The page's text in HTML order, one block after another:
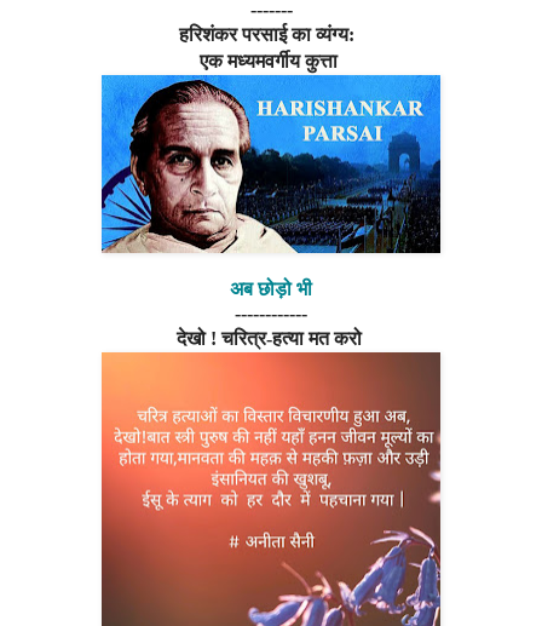
-------
हरिशंकर परसाई का व्यंग्य:
एक मध्यमवर्गीय कुत्ता
अब छोड़ो भी
------------
देखो ! चरित्र-हत्या मत करो